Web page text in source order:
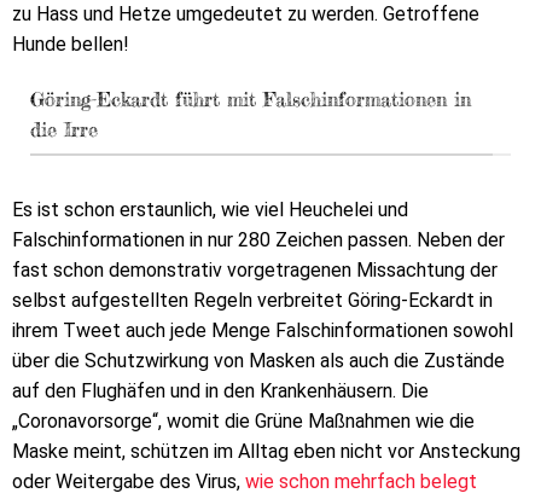
zu Hass und Hetze umgedeutet zu werden. Getroffene
Hunde bellen!
Göring-Eckardt führt mit Falschinformationen in
die Irre
Es ist schon erstaunlich, wie viel Heuchelei und
Falschinformationen in nur 280 Zeichen passen. Neben der
fast schon demonstrativ vorgetragenen Missachtung der
selbst aufgestellten Regeln verbreitet Göring-Eckardt in
ihrem Tweet auch jede Menge Falschinformationen sowohl
über die Schutzwirkung von Masken als auch die Zustände
auf den Flughäfen und in den Krankenhäusern. Die
„Coronavorsorge“, womit die Grüne Maßnahmen wie die
Maske meint, schützen im Alltag eben nicht vor Ansteckung
oder Weitergabe des Virus, wie schon mehrfach belegt